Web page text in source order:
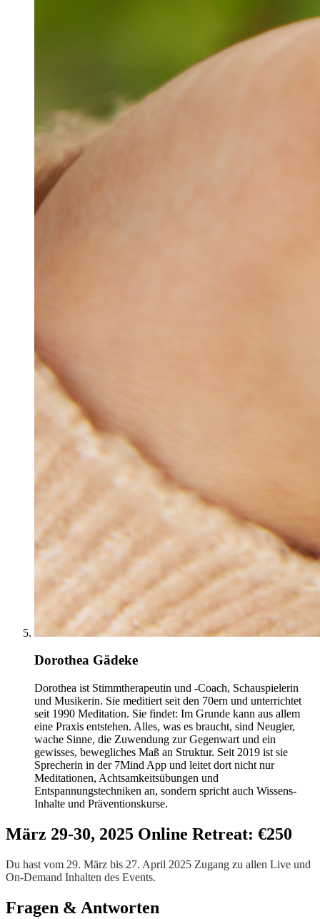
Dorothea Gädeke
Dorothea ist Stimmtherapeutin und -Coach, Schauspielerin
und Musikerin. Sie meditiert seit den 70ern und unterrichtet
seit 1990 Meditation. Sie findet: Im Grunde kann aus allem
eine Praxis entstehen. Alles, was es braucht, sind Neugier,
wache Sinne, die Zuwendung zur Gegenwart und ein
gewisses, bewegliches Maß an Struktur. Seit 2019 ist sie
Sprecherin in der 7Mind App und leitet dort nicht nur
Meditationen, Achtsamkeitsübungen und
Entspannungstechniken an, sondern spricht auch Wissens-
Inhalte und Präventionskurse.
März 29-30, 2025 Online Retreat: €250
Du hast vom 29. März bis 27. April 2025 Zugang zu allen Live und
On-Demand Inhalten des Events.
Fragen & Antworten